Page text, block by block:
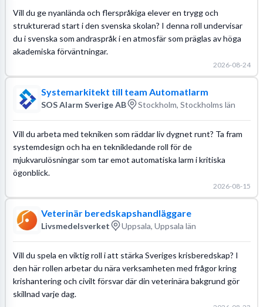
Vill du ge nyanlända och flerspråkiga elever en trygg och
strukturerad start i den svenska skolan? I denna roll undervisar
du i svenska som andraspråk i en atmosfär som präglas av höga
akademiska förväntningar.
2026-08-24
Systemarkitekt till team Automatlarm
SOS Alarm Sverige AB Stockholm, Stockholms län
Vill du arbeta med tekniken som räddar liv dygnet runt? Ta fram
systemdesign och ha en teknikledande roll för de
mjukvarulösningar som tar emot automatiska larm i kritiska
ögonblick.
2026-08-15
Veterinär beredskapshandläggare
Livsmedelsverket Uppsala, Uppsala län
Vill du spela en viktig roll i att stärka Sveriges krisberedskap? I
den här rollen arbetar du nära verksamheten med frågor kring
krishantering och civilt försvar där din veterinära bakgrund gör
skillnad varje dag.